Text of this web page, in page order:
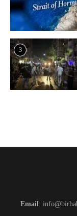
3
Email: